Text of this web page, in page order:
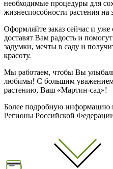
необходимые процедуры для
жизнеспособности растения на
Оформляйте заказ сейчас и
доставят Вам радость и
задумки, мечты в саду и
красоту.
Мы работаем, чтобы Вы
любимы! С большим
растению, Ваш «Мартин-сад»!
Более подробную информацию
Регионы Российской